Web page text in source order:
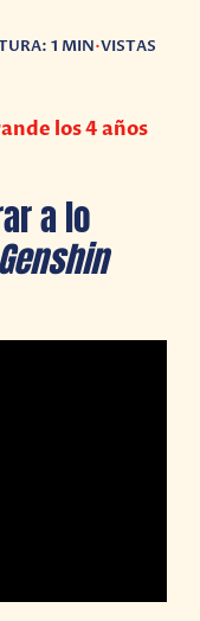
1 MIN•VISTAS
los 4 años
a lo
Genshin